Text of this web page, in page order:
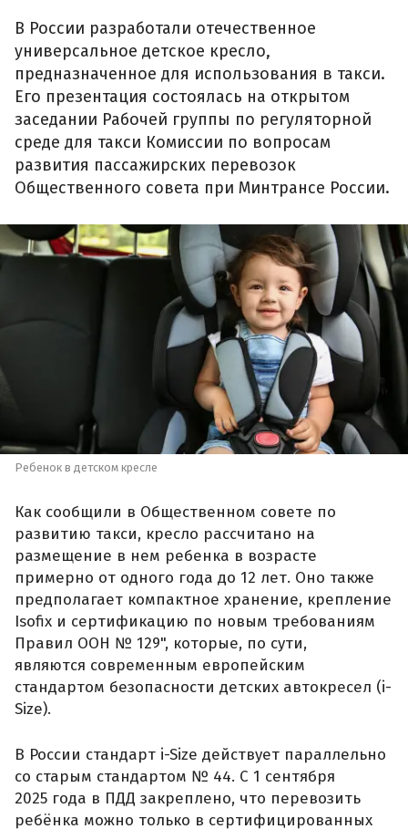
В России разработали отечественное
универсальное детское кресло,
предназначенное для использования в такси.
Его презентация состоялась на открытом
заседании Рабочей группы по регуляторной
среде для такси Комиссии по вопросам
развития пассажирских перевозок
Общественного совета при Минтрансе России.
Ребенок в детском кресле
Как сообщили в Общественном совете по
развитию такси, кресло рассчитано на
размещение в нем ребенка в возрасте
примерно от одного года до 12 лет. Оно также
предполагает компактное хранение, крепление
Isofix и сертификацию по новым требованиям
Правил ООН № 129", которые, по сути,
являются современным европейским
стандартом безопасности детских автокресел (i-
Size).
В России стандарт i-Size действует параллельно
со старым стандартом № 44. С 1 сентября
2025 года в ПДД закреплено, что перевозить
ребёнка можно только в сертифицированных